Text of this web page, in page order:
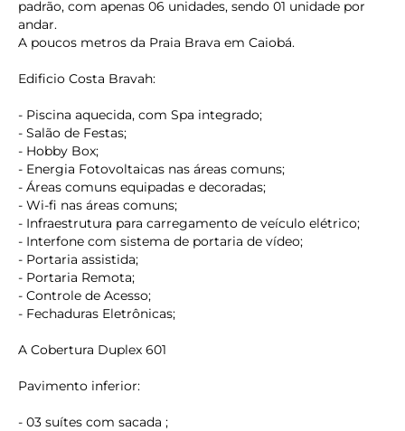
padrão, com apenas 06 unidades, sendo 01 unidade por
andar.
A poucos metros da Praia Brava em Caiobá.
Edificio Costa Bravah:
- Piscina aquecida, com Spa integrado;
- Salão de Festas;
- Hobby Box;
- Energia Fotovoltaicas nas áreas comuns;
- Áreas comuns equipadas e decoradas;
- Wi-fi nas áreas comuns;
- Infraestrutura para carregamento de veículo elétrico;
- Interfone com sistema de portaria de vídeo;
- Portaria assistida;
- Portaria Remota;
- Controle de Acesso;
- Fechaduras Eletrônicas;
A Cobertura Duplex 601
Pavimento inferior:
- 03 suítes com sacada ;